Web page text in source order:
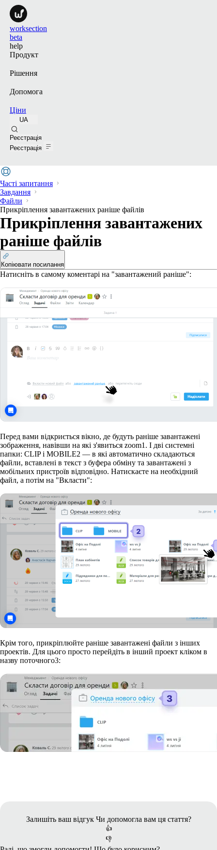
worksection
beta
help
Продукт
Рішення
Допомога
Ціни
UA
Реєстрація
Реєстрація
Часті запитання
Завдання
Файли
Прикріплення завантажених раніше файлів
Прикріплення завантажених
раніше файлів
Копіювати посилання
Натисніть в самому коментарі на "завантажений раніше":
Перед вами відкриється вікно, де будуть раніше завантажені
зображення, навівши на які з'явиться zoom1 . І дві системні
папки: CLIP і MOBILE2 — в які автоматично складаються
файли, вставлені в текст з буфера обміну та завантажені з
мобільних пристроїв відповідно. Натискаєте на необхідний
файл, а потім на "Вкласти":
Крім того, прикріплюйте раніше завантажені файли з інших
проектів. Для цього просто перейдіть в інший проект кліком в
назву поточного3:
Залишіть ваш відгук Чи допомогла вам ця стаття?
👍
👎